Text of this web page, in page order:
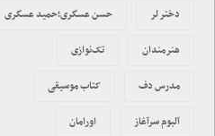
دختر لر حسن عسگری؛حمید عسگری
هنرمندان تک‌نوازی
مدرس دف کتاب موسیقی
آلبوم سرآغاز اورامان